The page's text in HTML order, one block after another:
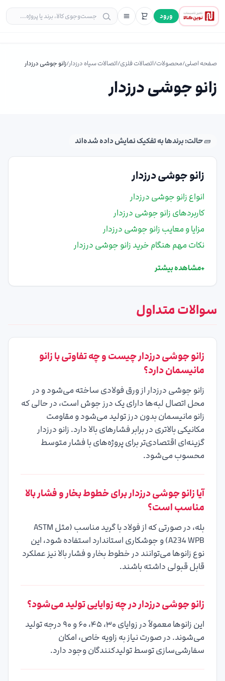
ورود
صفحه اصلی/محصولات/اتصالات فلزی/اتصالات سیاه درزدار/زانو جوشی درزدار
زانو جوشی درزدار
🧱 حالت: برندها به تفکیک نمایش داده شده‌اند
زانو جوشی درزدار
انواع زانو جوشی درزدار
کاربردهای زانو جوشی درزدار
مزایا و معایب زانو جوشی درزدار
نکات مهم هنگام خرید زانو جوشی درزدار
+مشاهده بیشتر
سوالات متداول
زانو جوشی درزدار چیست و چه تفاوتی با زانو
مانیسمان دارد؟
زانو جوشی درزدار از ورق فولادی ساخته می‌شود و در
محل اتصال لبه‌ها دارای یک درز جوش است، در حالی که
زانو مانیسمان بدون درز تولید می‌شود و مقاومت
مکانیکی بالاتری در برابر فشارهای بالا دارد. زانو درزدار
گزینه‌ای اقتصادی‌تر برای پروژه‌های با فشار متوسط
محسوب می‌شود.
آیا زانو جوشی درزدار برای خطوط بخار و فشار بالا
مناسب است؟
بله، در صورتی که از فولاد با گرید مناسب (مثل ASTM
A234 WPB) و جوشکاری استاندارد استفاده شود، این
نوع زانوها می‌توانند در خطوط بخار و فشار بالا نیز عملکرد
قابل قبولی داشته باشند.
زانو جوشی درزدار در چه زوایایی تولید می‌شود؟
این زانوها معمولاً در زوایای ۳۰، ۴۵، ۶۰ و ۹۰ درجه تولید
می‌شوند. در صورت نیاز به زاویه خاص، امکان
سفارشی‌سازی توسط تولیدکنندگان وجود دارد.